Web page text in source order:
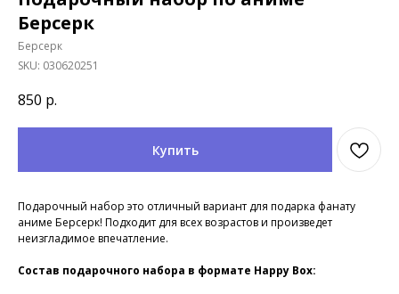
Берсерк
Берсерк
SKU: 030620251
850 р.
Купить
Подарочный набор это отличный вариант для подарка фанату
аниме Берсерк! Подходит для всех возрастов и произведет
неизгладимое впечатление.
Состав подарочного набора в формате Happy Box: